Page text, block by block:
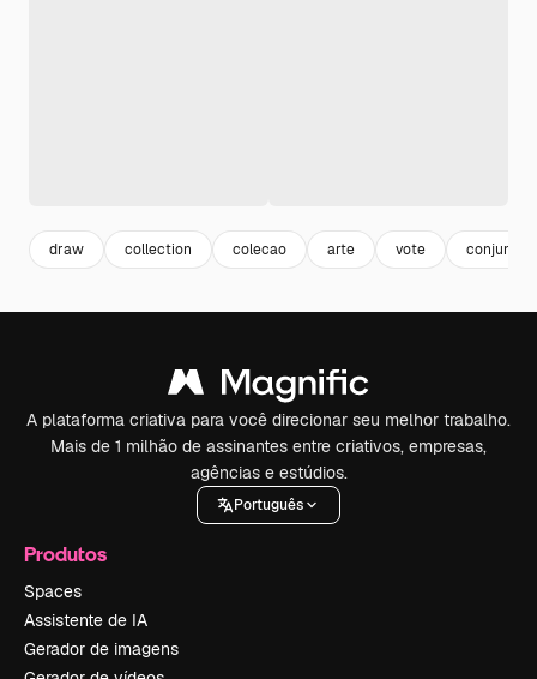
draw collection colecao arte vote conjunto
A plataforma criativa para você direcionar seu melhor trabalho.
Mais de 1 milhão de assinantes entre criativos, empresas,
agências e estúdios.
Português
Produtos
Spaces
Assistente de IA
Gerador de imagens